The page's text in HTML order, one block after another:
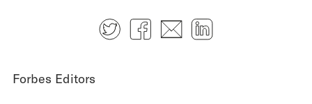
TwitterFacebook
E-mail
Forbes Editors